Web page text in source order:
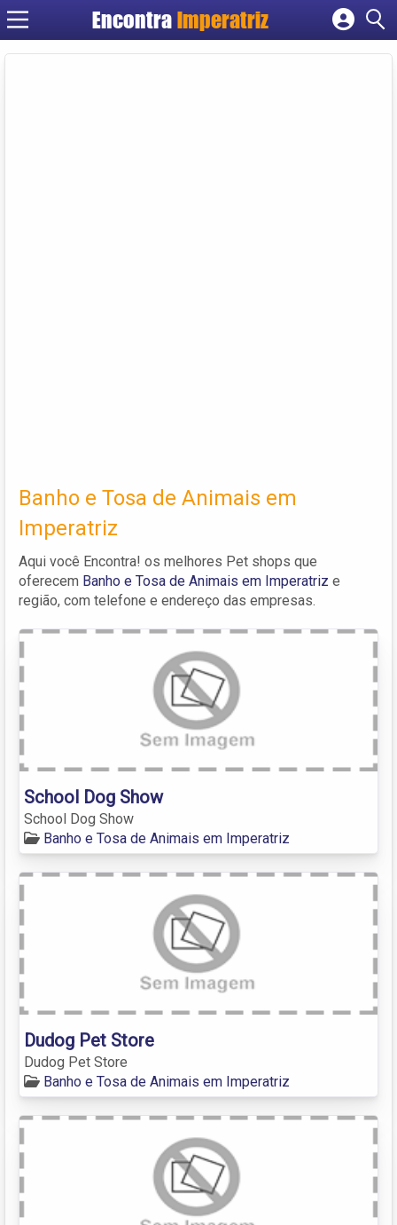
Encontra Imperatriz
Cadastrar empresa
Banho e Tosa de Animais em
Imperatriz
Aqui você Encontra! os melhores Pet shops que
oferecem Banho e Tosa de Animais em Imperatriz e
região, com telefone e endereço das empresas.
School Dog Show
School Dog Show
Banho e Tosa de Animais em Imperatriz
Dudog Pet Store
Dudog Pet Store
Banho e Tosa de Animais em Imperatriz